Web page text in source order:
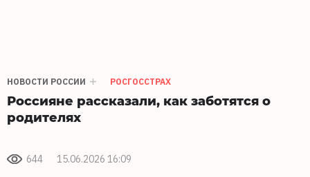
НОВОСТИ РОССИИ РОСГОССТРАХ
Россияне рассказали, как заботятся о
родителях
644 15.06.2026 16:09